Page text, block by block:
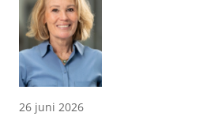
26 juni 2026